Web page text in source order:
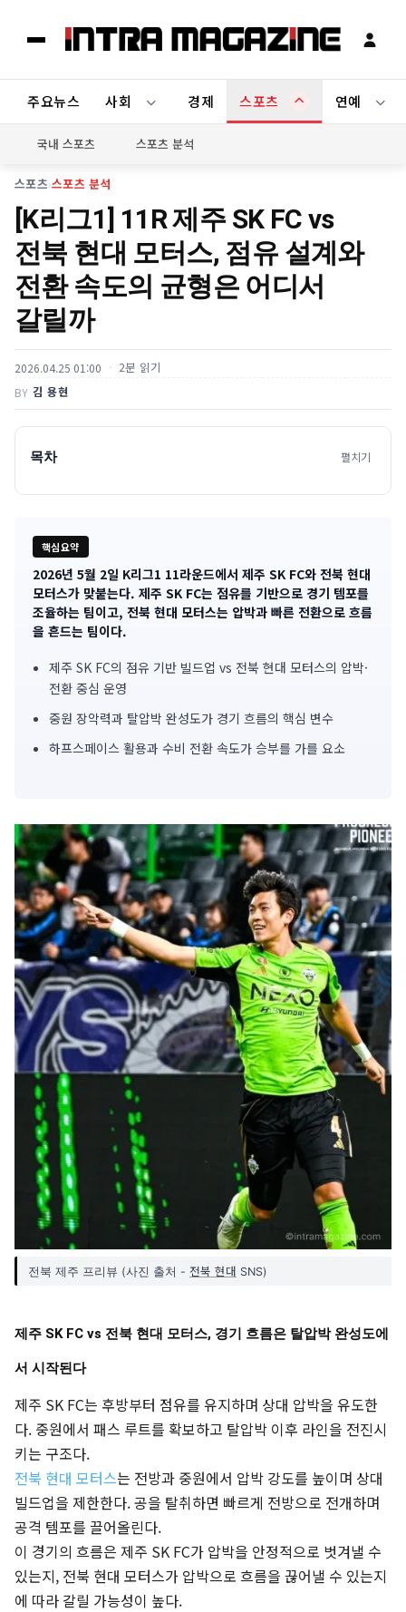
주요뉴스 사회 경제 스포츠 연예
국내 스포츠 스포츠 분석
스포츠›스포츠 분석
[K리그1] 11R 제주 SK FC vs
전북 현대 모터스, 점유 설계와
전환 속도의 균형은 어디서
갈릴까
2026.04.25 01:00 2분 읽기
BY 김 용현
목차 펼치기
핵심요약
기
사
요
약
2026년 5월 2일 K리그1 11라운드에서 제주 SK FC와 전북 현대
모터스가 맞붙는다. 제주 SK FC는 점유를 기반으로 경기 템포를
조율하는 팀이고, 전북 현대 모터스는 압박과 빠른 전환으로 흐름
을 흔드는 팀이다.
제주 SK FC의 점유 기반 빌드업 vs 전북 현대 모터스의 압박·
전환 중심 운영
중원 장악력과 탈압박 완성도가 경기 흐름의 핵심 변수
하프스페이스 활용과 수비 전환 속도가 승부를 가를 요소
전북 제주 프리뷰 (사진 출처 - 전북 현대 SNS)
제주 SK FC vs 전북 현대 모터스, 경기 흐름은 탈압박 완성도에
서 시작된다
제주 SK FC는 후방부터 점유를 유지하며 상대 압박을 유도한
다. 중원에서 패스 루트를 확보하고 탈압박 이후 라인을 전진시
키는 구조다.
전북 현대 모터스는 전방과 중원에서 압박 강도를 높이며 상대
빌드업을 제한한다. 공을 탈취하면 빠르게 전방으로 전개하며
공격 템포를 끌어올린다.
이 경기의 흐름은 제주 SK FC가 압박을 안정적으로 벗겨낼 수
있는지, 전북 현대 모터스가 압박으로 흐름을 끊어낼 수 있는지
에 따라 갈릴 가능성이 높다.